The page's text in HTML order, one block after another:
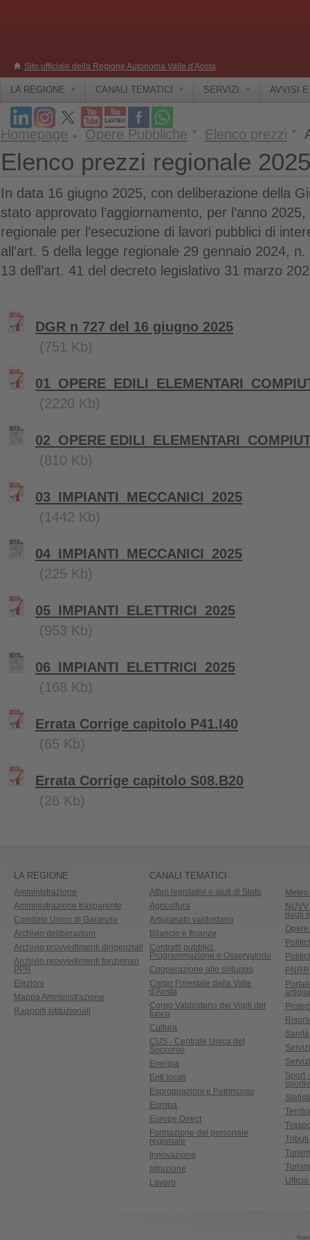
Sito ufficiale della Regione Autonoma Valle d'Aosta
LA REGIONE CANALI TEMATICI SERVIZI AVVISI
Homepage Opere Pubbliche Elenco prezzi
Elenco prezzi regionale 2025
In data 16 giugno 2025, con deliberazione della
stato approvato l’aggiornamento, per l’anno 2025,
regionale per l’esecuzione di lavori pubblici di
all'art. 5 della legge regionale 29 gennaio 2024,
13 dell’art. 41 del decreto legislativo 31 marzo
DGR n 727 del 16 giugno 2025
(751 Kb)
(2220 Kb)
02_OPERE
(810 Kb)
03_IMPIANTI_MECCANICI_2025
(1442 Kb)
04_IMPIANTI_MECCANICI_2025
(225 Kb)
05_IMPIANTI_ELETTRICI_2025
(953 Kb)
06_IMPIANTI_ELETTRICI_2025
(168 Kb)
Errata Corrige capitolo P41.I40
(65 Kb)
Errata Corrige capitolo S08.B20
(26 Kb)
LA REGIONE
Amministrazione
Amministrazione trasparente
Comitato Unico di Garanzia
Archivio deliberazioni
Archivio provvedimenti dirigenziali
Archivio provvedimenti funzionari
PPR
Elezioni
Mappa Amministrazione
Rapporti istituzionali
CANALI TEMATICI
Affari legislativi e aiuti di Stato
Agricoltura
Artigianato valdostano
Bilancio e finanze
Contratti pubblici,
Programmazione e Osservatorio
Cooperazione allo sviluppo
Corpo Forestale della Valle
d'Aosta
Corpo Valdostano dei Vigili del
fuoco
Cultura
CUS - Centrale Unica del
Soccorso
Energia
Enti locali
Espropriazioni e Patrimonio
Europa
Europe Direct
Formazione del personale
regionale
Innovazione
Istruzione
Lavoro
degli
PNRR
Sanità
Sport